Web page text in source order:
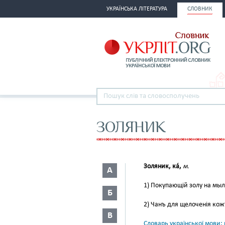
УКРАЇНСЬКА ЛІТЕРАТУРА СЛОВНИК
ЗОЛЯНИК
А
Б
В
Золяник, ка́, м.
1) Покупающій золу на
2) Чанъ для щелоченія